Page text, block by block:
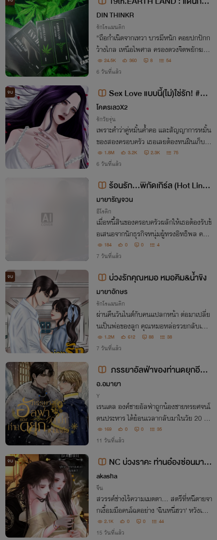
ชา (2เล่มจบ)
DIN THINKR
รักโรแมนติก
"ถือกำเนิดจากเทวา บารมีหนัก คอยปกปักก
ว้างไกล เหนือไพศาล ครองดวงจิตพยักฆา ผ
าภูพาน รัศมีแผ่ถึงบริวาร หมื่นแสนตน"
24.5K 360 8 54
6 วันที่แล้ว
จบ
Sex Love แบบนี้(ไม่)ใช่รัก! #คา
ถาxมายา
โคตรเลวX2
รักวัยรุ่น
เพราะคำว่าคู่หมั้นค้ำคอ และสัญญาการหมั้น
ของสองครอบครัว เธอเลยต้องทนฝืนเก็บคว
ามเจ็บปวดที่มีเอาไว้ ถึงแม้ว่ายิ่งนานวัน หัวใ
จที่เคยเข้มแข็งของเธอก็ยิ่งแตกสลาย เธอก็ยั
1.8M 3.2K 2.3K 75
6 วันที่แล้ว
ร้อนรัก...พิกัดเกิร์ล (Hot Line
Cheer)
มายารัญจวน
อีโรติก
เมื่อหนี้สินของครอบครัวผลักให้เธอต้องรับข้
อเสนอจากนักธุรกิจหนุ่มผู้ทรงอิทธิพล ควา
มสัมพันธ์ที่เริ่มจากข้อตกลงกลับค่อย ๆ เปลี่
ยนเป็นความรัก แต่เมื่อหัวใจกลายเป็นเดิมพั
184 0 0 4
7 วันที่แล้ว
จบ บ่วงรักคุณหมอ​ หมอคิม&น้ำขิง
มายาอักษร
รักโรแมนติก
ผ่านคืนวันไนต์กับคนแปลกหน้า ต่อมาเปลี่ย
นเป็นพ่อของลูก คุณหมอหล่อรวยกลับเลือ
กแต่ลูก ไม่เลือกแม่ด้วยซะงั้น
1.2M 612 88 38
7 วันที่แล้ว
ภรรยาอัลฟ่าของท่านดยุกอีนิก
ม่าแห่งแดนเหนือ
อ.อมายา
Y
เรนเดล องค์ชายอัลฟ่าถูกน้องชายทรยศจนโ
ดนประหาร ได้ย้อนเวลากลับมาในวัย 20 ปี เ
ขาเดิมพันส่งจดหมายขอแต่งงานกับ เซริก ด
ยุกอีนิกม่าแห่งแดนเหนือเพื่อให้ตนรอดชีวิต
169 0 0 35
11 วันที่แล้ว
จบ
NC บ่วงราคะ ท่านอ๋องซ่อนมาย
า
akasha
จีน
สวรรค์ช่างไร้ความเมตตา... สตรีที่หนีตายจา
กเงื้อมมือคนโฉดอย่าง 'ฉินหนี่ฮวา' หวังเพีย
งได้พึ่งพิงร่มเงาของจวนอ๋องเพื่อรักษาชีวิตใ
ห้อยู่รอดปลอดภัย ไร้ซึ่งความมักใหญ่ใฝ่สูงใ
2.1K 0 0 44
15 วันที่แล้ว